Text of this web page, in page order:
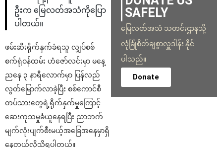
ဦးက မြေလတ်အသံကိုပြော
ပါတယ်။
ဖမ်းဆီးရိုက်နှက်ခံရသူ လျှပ်စစ်
စက်ရုံဝန်ထမ်း ဟံဇော်လင်းမှာ မနေ့
ညနေ ၃ နာရီလောက်မှာ ပြန်လည်
လွတ်မြောက်လာခဲ့ပြီး စစ်ကောင်စီ
တပ်သားတွေရဲ့ရိုက်နှက်မှုကြောင့်
ဆေးကုသမှုခံယူနေရပြီး ညာဘက်
မျက်လုံးပျက်စီးမယ့်အခြေအနေမှာရှိ
နေတယ်လို့သိရပါတယ်။
SAFELY
မြေလတ်အသံ သတင်းဌာနသို့
လုံခြုံစိတ်ချစွာလှူဒါန်း နိုင်
ပါသည်။
Donate